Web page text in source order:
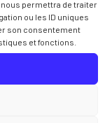
permettra de traiter
ou les ID uniques
son consentement
et fonctions.